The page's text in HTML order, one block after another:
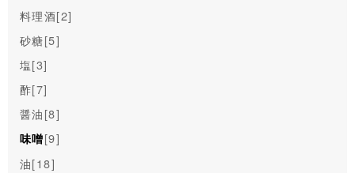
料理酒[2]
砂糖[5]
塩[3]
酢[7]
醤油[8]
味噌[9]
油[18]